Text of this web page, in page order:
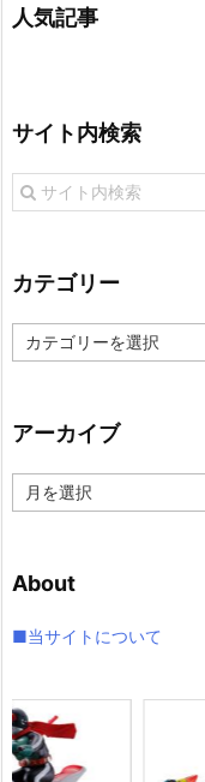
人気記事
サイト内検索
カテゴリー
テ
ー
アーカイブ
ー
ブ
About
■当サイトについて